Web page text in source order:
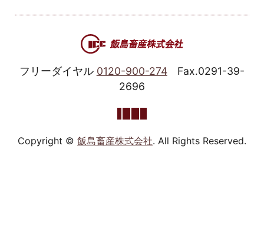
フリーダイヤル 0120-900-274
Fax.0291-39-
2696
Copyright © 飯島畜産株式会社. All Rights Reserved.